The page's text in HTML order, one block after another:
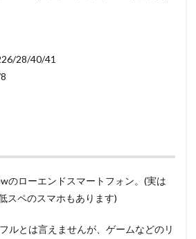
28/40/41
のローエンドスマートフォン。(実は
スペのスマホもあります)
ルとは言えませんが、ゲームなどのリ